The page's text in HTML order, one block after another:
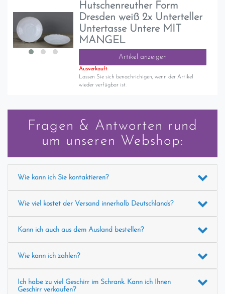
Hutschenreuther Form
Dresden weiß 2x Unterteller
Untertasse Untere MIT
MANGEL
Artikel anzeigen
Ausverkauft
Lassen Sie sich benachrichigen, wenn der Artikel
wieder verfügbar ist.
Fragen & Antworten rund
um unseren Webshop:
Wie kann ich Sie kontaktieren?
Wie viel kostet der Versand innerhalb Deutschlands?
Kann ich auch aus dem Ausland bestellen?
Wie kann ich zahlen?
Ich habe zu viel Geschirr im Schrank. Kann ich Ihnen
Geschirr verkaufen?